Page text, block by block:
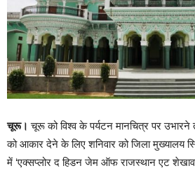
चूरू। चूरू को विश्व के पर्यटन मानचित्र पर
को आकार देने के लिए शनिवार को जिला मुख्यालय
में ‘एक्सप्लोर द हिडन जेम ऑफ राजस्थान एट